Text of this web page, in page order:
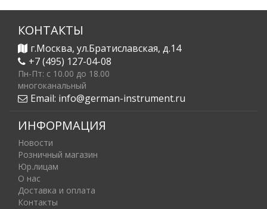
КОНТАКТЫ
г.Москва, ул.Братиславская, д.14
+7 (495) 127-04-08
Пн-Пт: c 10.00 до 18.00
многоканальный
Email: info@german-instrument.ru
ИНФОРМАЦИЯ
Новости
Розничный магазин
Юр.лицам
О нас
Доставка и оплата
Контакты